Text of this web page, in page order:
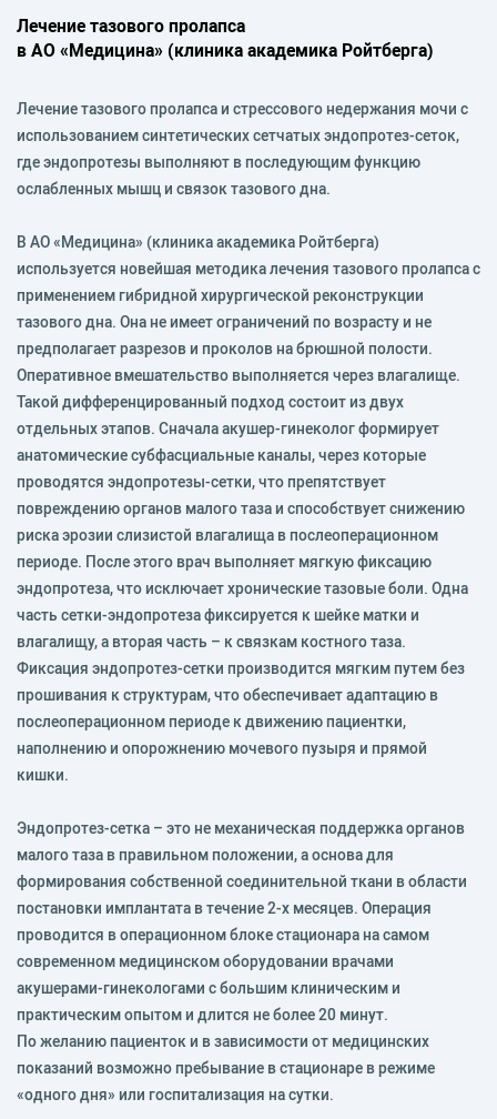
Лечение тазового пролапса
в АО «Медицина» (клиника академика Ройтберга)
Лечение тазового пролапса и стрессового недержания мочи с
использованием синтетических сетчатых эндопротез-сеток,
где эндопротезы выполняют в последующим функцию
ослабленных мышц и связок тазового дна.
В АО «Медицина» (клиника академика Ройтберга)
используется новейшая методика лечения тазового пролапса с
применением гибридной хирургической реконструкции
тазового дна. Она не имеет ограничений по возрасту и не
предполагает разрезов и проколов на брюшной полости.
Оперативное вмешательство выполняется через влагалище.
Такой дифференцированный подход состоит из двух
отдельных этапов. Сначала акушер-гинеколог формирует
анатомические субфасциальные каналы, через которые
проводятся эндопротезы-сетки, что препятствует
повреждению органов малого таза и способствует снижению
риска эрозии слизистой влагалища в послеоперационном
периоде. После этого врач выполняет мягкую фиксацию
эндопротеза, что исключает хронические тазовые боли. Одна
часть сетки-эндопротеза фиксируется к шейке матки и
влагалищу, а вторая часть – к связкам костного таза.
Фиксация эндопротез-сетки производится мягким путем без
прошивания к структурам, что обеспечивает адаптацию в
послеоперационном периоде к движению пациентки,
наполнению и опорожнению мочевого пузыря и прямой
кишки.
Эндопротез-сетка – это не механическая поддержка органов
малого таза в правильном положении, а основа для
формирования собственной соединительной ткани в области
постановки имплантата в течение 2-х месяцев. Операция
проводится в операционном блоке стационара на самом
современном медицинском оборудовании врачами
акушерами-гинекологами с большим клиническим и
практическим опытом и длится не более 20 минут.
По желанию пациенток и в зависимости от медицинских
показаний возможно пребывание в стационаре в режиме
«одного дня» или госпитализация на сутки.